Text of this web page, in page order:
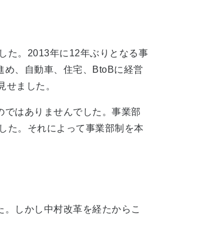
た。2013年に12年ぶりとなる事
め、自動車、住宅、BtoBに経営
ました。
はありませんでした。事業部
た。それによって事業部制を本
しかし中村改革を経たからこ